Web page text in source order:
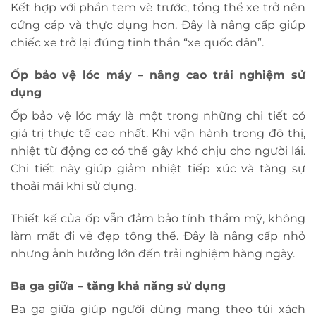
Kết hợp với phần tem vè trước, tổng thể xe trở nên
cứng cáp và thực dụng hơn. Đây là nâng cấp giúp
chiếc xe trở lại đúng tinh thần “xe quốc dân”.
Ốp bảo vệ lóc máy – nâng cao trải nghiệm sử
dụng
Ốp bảo vệ lóc máy là một trong những chi tiết có
giá trị thực tế cao nhất. Khi vận hành trong đô thị,
nhiệt từ động cơ có thể gây khó chịu cho người lái.
Chi tiết này giúp giảm nhiệt tiếp xúc và tăng sự
thoải mái khi sử dụng.
Thiết kế của ốp vẫn đảm bảo tính thẩm mỹ, không
làm mất đi vẻ đẹp tổng thể. Đây là nâng cấp nhỏ
nhưng ảnh hưởng lớn đến trải nghiệm hàng ngày.
Ba ga giữa – tăng khả năng sử dụng
Ba ga giữa giúp người dùng mang theo túi xách